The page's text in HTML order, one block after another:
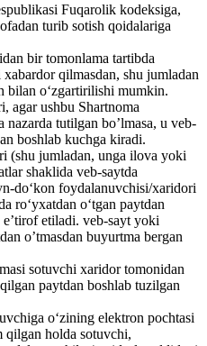
Fuqarolik kodeksiga,
turib sotish qoidalariga
bir tomonlama tartibda
qilmasdan, shu jumladan
bilan o‘zgartirilishi mumkin.
agar ushbu Shartnoma
nazarda tutilgan bo’lmasa, u veb-
boshlab kuchga kiradi.
(shu jumladan, unga ilova yoki
shaklida veb-saytda
do‘kon foydalanuvchisi/xaridori
ro‘yxatdan o‘tgan paytdan
etiladi. veb-sayt yoki
o’tmasdan buyurtma bergan
sotuvchi xaridor tomonidan
paytdan boshlab tuzilgan
o‘zining elektron pochtasi
qilgan holda sotuvchi,